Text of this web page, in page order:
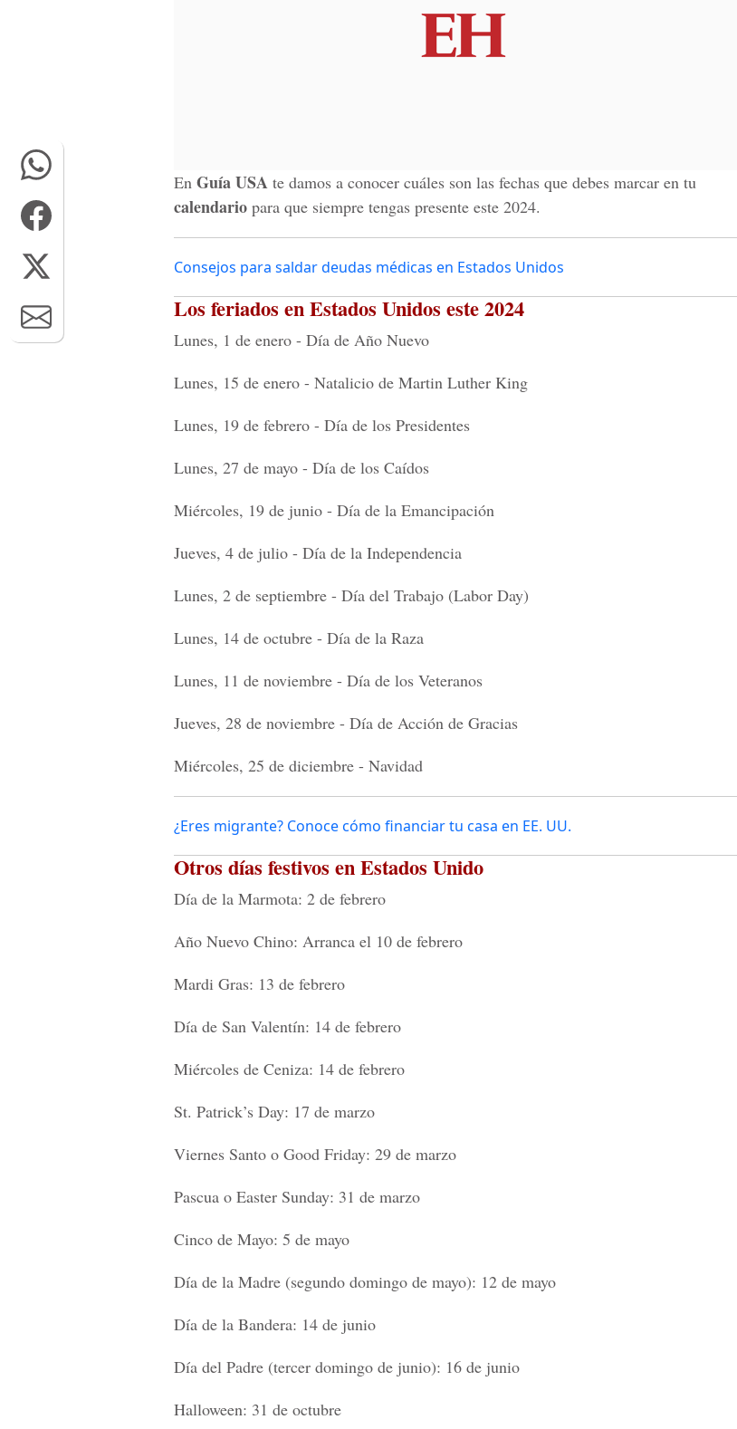
En Guía USA te damos a conocer cuáles son las fechas que debes marcar en tu
calendario para que siempre tengas presente este 2024.
Consejos para saldar deudas médicas en Estados Unidos
Los feriados en Estados Unidos este 2024
Lunes, 1 de enero - Día de Año Nuevo
Lunes, 15 de enero - Natalicio de Martin Luther King
Lunes, 19 de febrero - Día de los Presidentes
Lunes, 27 de mayo - Día de los Caídos
Miércoles, 19 de junio - Día de la Emancipación
Jueves, 4 de julio - Día de la Independencia
Lunes, 2 de septiembre - Día del Trabajo (Labor Day)
Lunes, 14 de octubre - Día de la Raza
Lunes, 11 de noviembre - Día de los Veteranos
Jueves, 28 de noviembre - Día de Acción de Gracias
Miércoles, 25 de diciembre - Navidad
¿Eres migrante? Conoce cómo financiar tu casa en EE. UU.
Otros días festivos en Estados Unido
Día de la Marmota: 2 de febrero
Año Nuevo Chino: Arranca el 10 de febrero
Mardi Gras: 13 de febrero
Día de San Valentín: 14 de febrero
Miércoles de Ceniza: 14 de febrero
St. Patrick’s Day: 17 de marzo
Viernes Santo o Good Friday: 29 de marzo
Pascua o Easter Sunday: 31 de marzo
Cinco de Mayo: 5 de mayo
Día de la Madre (segundo domingo de mayo): 12 de mayo
Día de la Bandera: 14 de junio
Día del Padre (tercer domingo de junio): 16 de junio
Halloween: 31 de octubre